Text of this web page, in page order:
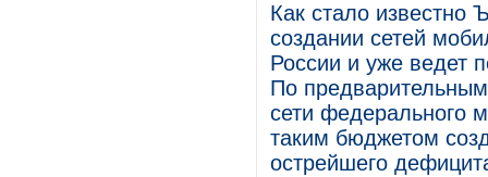
Как стало известно
создании сетей
России и уже ведет
По
сети федерального
таким бюджетом
острейшего